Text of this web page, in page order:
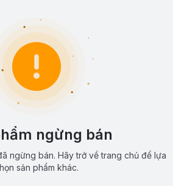
ngừng bán
ngừng bán. Hãy trở về trang chủ để lựa
sản phẩm khác.